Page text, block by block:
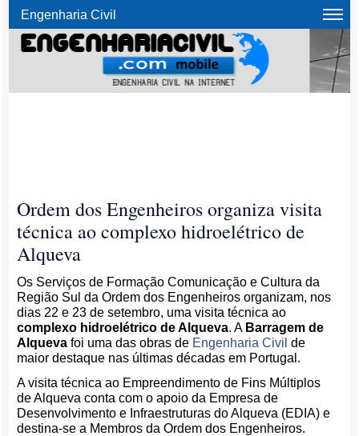
Engenharia Civil
Ordem dos Engenheiros organiza visita
técnica ao complexo hidroelétrico de
Alqueva
Os Serviços de Formação Comunicação e Cultura da
Região Sul da Ordem dos Engenheiros organizam, nos
dias 22 e 23 de setembro, uma visita técnica ao
complexo hidroelétrico de Alqueva. A Barragem de
Alqueva foi uma das obras de Engenharia Civil de
maior destaque nas últimas décadas em Portugal.
A visita técnica ao Empreendimento de Fins Múltiplos
de Alqueva conta com o apoio da Empresa de
Desenvolvimento e Infraestruturas do Alqueva (EDIA) e
destina-se a Membros da Ordem dos Engenheiros.